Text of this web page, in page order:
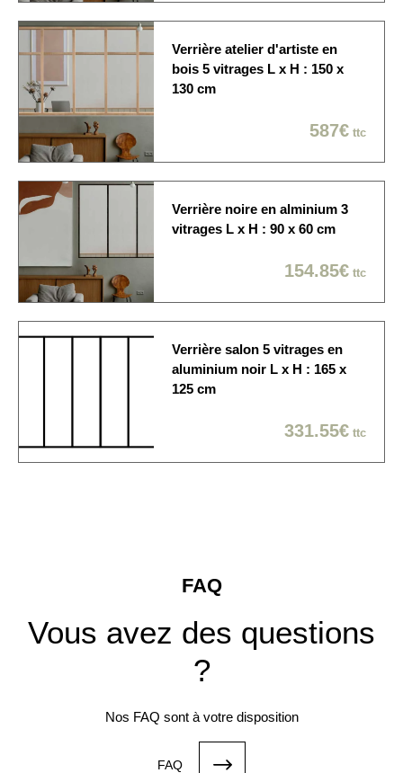
sous 10 à 15 jours ouvrés
Modes de livraison
Economique / Choix du
jour
heures / Dans la pièce de
Verrière atelier d'artiste en
bois 5 vitrages L x H : 150 x
130 cm
587€ ttc
Verrière noire en alminium 3
vitrages L x H : 90 x 60 cm
154.85€ ttc
Verrière salon 5 vitrages en
aluminium noir L x H : 165 x
125 cm
331.55€ ttc
FAQ
Vous avez des questions
?
Nos FAQ sont à votre disposition
FAQ